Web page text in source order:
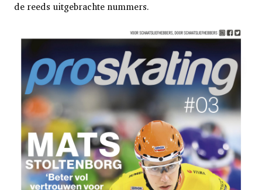
de reeds uitgebrachte nummers.